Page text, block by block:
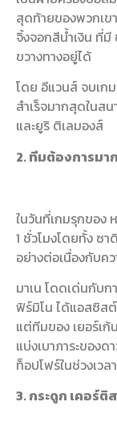
สุดท้ายของพวกเข
จิ้งจอกสีน้ำเงิน ที่
ขวางทางอยู่ได้
โดย อีแวนส์ จบเก
สำเร็จมากสุดในส
และยูริ ติเลมองส์
2. ทีมต้องการมา
ในวันที่เกมรุกของ
1 ชั่วโมงโดยทั้ง ซ
อย่างต่อเนื่องกับค
มาเน โดดเด่นกับ
ฟิร์มิโน ได้แอสซิสต์
แต่ทีมของ เยอร์เ
แบ่งเบาภาระของ
ท็อปโฟร์ในช่วงเว
3. กระดูก เคอร์ติ